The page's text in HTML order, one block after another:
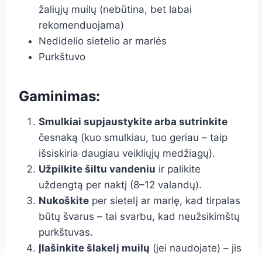
žaliųjų muilų (nebūtina, bet labai
rekomenduojama)
Nedidelio sietelio ar marlės
Purkštuvo
Gaminimas:
Smulkiai supjaustykite arba sutrinkite
česnaką (kuo smulkiau, tuo geriau – taip
išsiskiria daugiau veikliųjų medžiagų).
Užpilkite šiltu vandeniu ir palikite
uždengtą per naktį (8–12 valandų).
Nukoškite per sietelį ar marlę, kad tirpalas
būtų švarus – tai svarbu, kad neužsikimštų
purkštuvas.
Įlašinkite šlakelį muilų (jei naudojate) – jis